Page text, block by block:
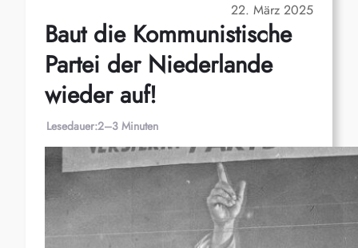
22. März 2025
Baut die Kommunistische
Partei der Niederlande
wieder auf!
Lesedauer:2–3 Minuten